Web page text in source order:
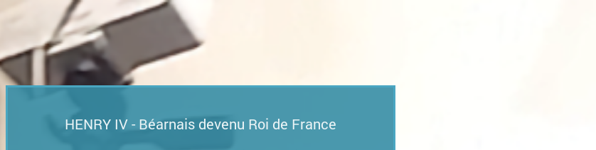
HENRY IV - Béarnais devenu Roi de France